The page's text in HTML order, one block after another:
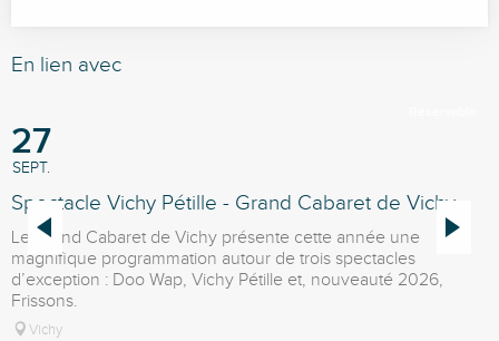
En lien avec
27
SEPT.
Spectacle Vichy Pétille - Grand Cabaret de Vichy
Le Grand Cabaret de Vichy présente cette année une
magnifique programmation autour de trois spectacles
d’exception : Doo Wap, Vichy Pétille et, nouveauté 2026,
Frissons.
Vichy